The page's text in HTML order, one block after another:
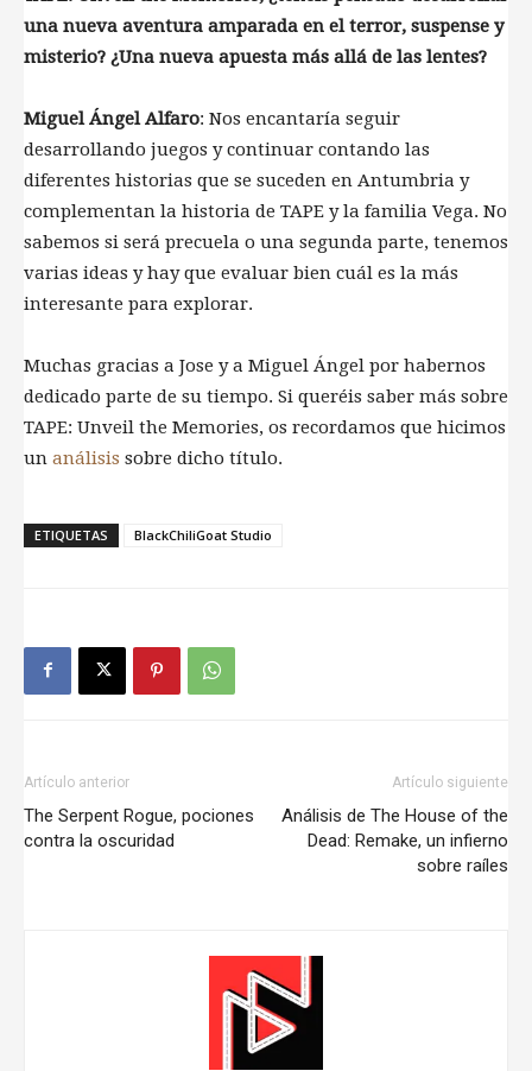
una nueva aventura amparada en el terror, suspense y
misterio? ¿Una nueva apuesta más allá de las lentes?
Miguel Ángel Alfaro: Nos encantaría seguir
desarrollando juegos y continuar contando las
diferentes historias que se suceden en Antumbria y
complementan la historia de TAPE y la familia Vega. No
sabemos si será precuela o una segunda parte, tenemos
varias ideas y hay que evaluar bien cuál es la más
interesante para explorar.
Muchas gracias a Jose y a Miguel Ángel por habernos
dedicado parte de su tiempo. Si queréis saber más sobre
TAPE: Unveil the Memories, os recordamos que hicimos
un análisis sobre dicho título.
ETIQUETAS BlackChiliGoat Studio
Artículo anterior
The Serpent Rogue, pociones
contra la oscuridad
Artículo siguiente
Análisis de The House of the
Dead: Remake, un infierno
sobre raíles